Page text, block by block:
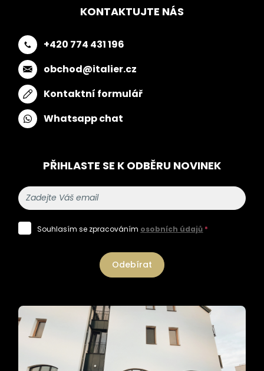
KONTAKTUJTE NÁS
+420 774 431 196
obchod@italier.cz
Kontaktní formulář
Whatsapp chat
PŘIHLASTE SE K ODBĚRU NOVINEK
Souhlasím se zpracováním osobních údajů *
Odebírat